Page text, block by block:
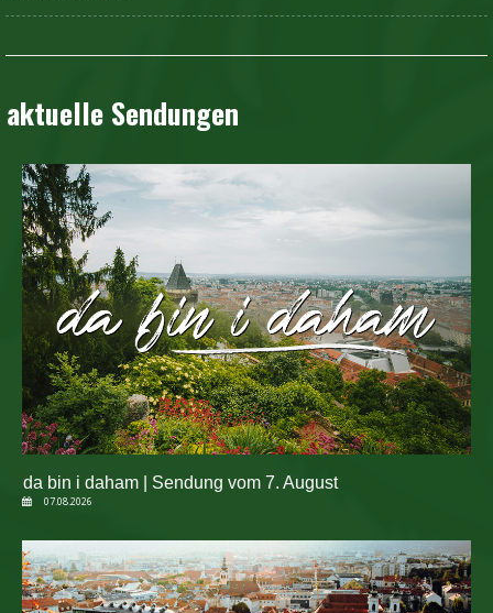
aktuelle Sendungen
da bin i daham | Sendung vom 7. August
07.08.2026